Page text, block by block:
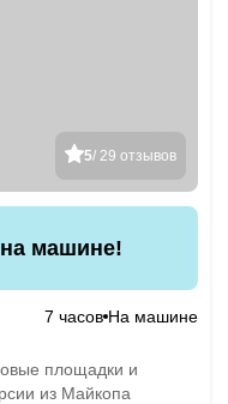
5/ 29 отзывов
машине!
7 часов На машине
площадки и
из Майкопа